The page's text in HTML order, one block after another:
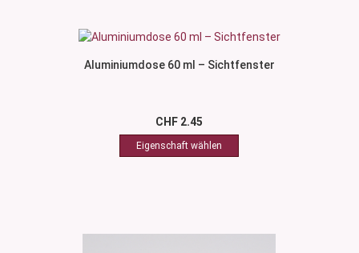
Aluminiumdose 60 ml – Sichtfenster
CHF 2.45